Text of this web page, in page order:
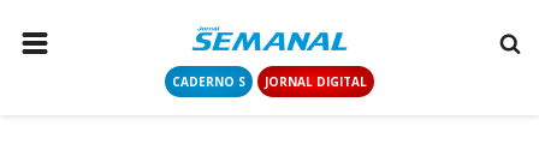
CADERNO S JORNAL DIGITAL